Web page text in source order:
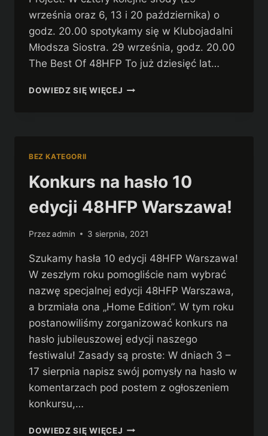
września oraz 6, 13 i 20 października) o
godz. 20.00 spotykamy się w Klubojadalni
Młodsza Siostra. 29 września, godz. 20.00
The Best Of 48HFP To już dziesięć lat…
DOWIEDZ SIĘ WIĘCEJ MEET&GREET
BEZ KATEGORII
Konkurs na hasło 10
edycji 48HFP Warszawa!
Przezadmin 3 sierpnia, 2021
Szukamy hasła 10 edycji 48HFP Warszawa!
W zeszłym roku pomogliście nam wybrać
nazwę specjalnej edycji 48HFP Warszawa,
a brzmiała ona „Home Edition”. W tym roku
postanowiliśmy zorganizować konkurs na
hasło jubileuszowej edycji naszego
festiwalu! Zasady są proste: W dniach 3 –
17 sierpnia napisz swój pomysły na hasło w
komentarzach pod postem z ogłoszeniem
konkursu,…
DOWIEDZ SIĘ WIĘCEJ KONKURS